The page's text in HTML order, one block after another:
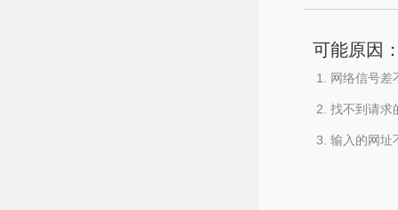
可能原因
网络信号差
找不到请求
输入的网址